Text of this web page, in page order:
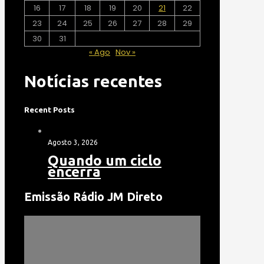
16 17 18 19 20 21
22
23
24 25 26 27 28
29
30
31
« Ago Nov »
Notícias recentes
Recent Posts
Agosto 3, 2026
Quando um ciclo
encerra
Emissão Rádio JM Direto